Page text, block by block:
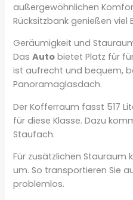
außergewöhnlichen
Rücksitzbank genießen viel
Geräumigkeit und
DasAuto bietet Platz für
ist aufrecht und bequem,
Panoramaglasdach.
Der Kofferraum fasst 517
für diese Klasse. Dazu
Staufach.
Für zusätzlichen Stauraum
um. So transportieren Sie
problemlos.